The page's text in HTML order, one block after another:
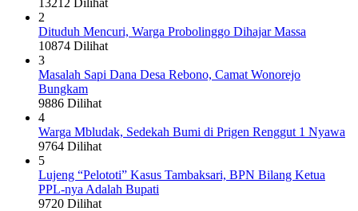
2
Dituduh Mencuri, Warga Probolinggo Dihajar Massa
10874 Dilihat
3
Masalah Sapi Dana Desa Rebono, Camat Wonorejo
Bungkam
9886 Dilihat
4
Warga Mbludak, Sedekah Bumi di Prigen Renggut 1 Nyawa
9764 Dilihat
5
Lujeng “Pelototi” Kasus Tambaksari, BPN Bilang Ketua
PPL-nya Adalah Bupati
9720 Dilihat